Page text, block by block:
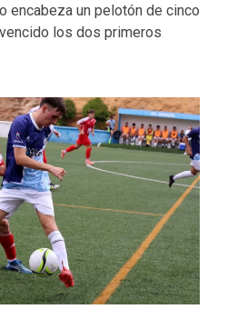
encabeza un pelotón de cinco
los dos primeros